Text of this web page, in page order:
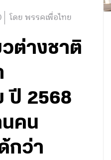
โดย พรรคเพื่อไทย
ต่างชาติ
ปี 2568
นคน
กว่า